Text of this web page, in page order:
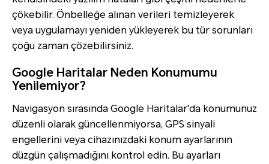
çökebilir. Önbelleğe alınan verileri temizleyerek
veya uygulamayı yeniden yükleyerek bu tür sorunları
çoğu zaman çözebilirsiniz.
Google Haritalar Neden Konumumu
Yenilemiyor?
Navigasyon sırasında Google Haritalar'da konumunuz
düzenli olarak güncellenmiyorsa, GPS sinyali
engellerini veya cihazınızdaki konum ayarlarının
düzgün çalışmadığını kontrol edin. Bu ayarları